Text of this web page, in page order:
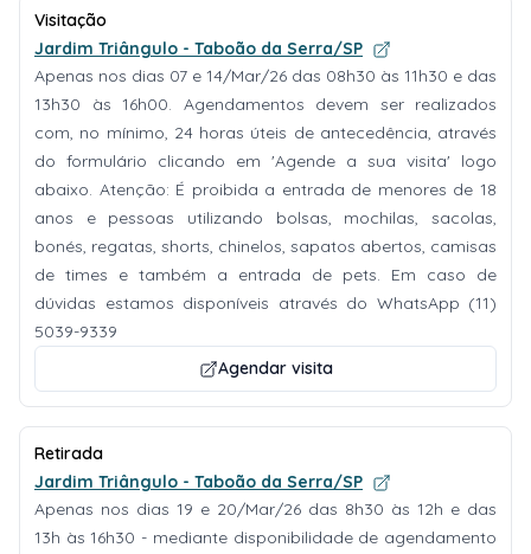
Visitação
Jardim Triângulo - Taboão da Serra/SP
Apenas nos dias 07 e 14/Mar/26 das 08h30 às 11h30 e das
13h30 às 16h00. Agendamentos devem ser realizados
com, no mínimo, 24 horas úteis de antecedência, através
do formulário clicando em 'Agende a sua visita' logo
abaixo. Atenção: É proibida a entrada de menores de 18
anos e pessoas utilizando bolsas, mochilas, sacolas,
bonés, regatas, shorts, chinelos, sapatos abertos, camisas
de times e também a entrada de pets. Em caso de
dúvidas estamos disponíveis através do WhatsApp (11)
5039-9339
Agendar visita
Retirada
Jardim Triângulo - Taboão da Serra/SP
Apenas nos dias 19 e 20/Mar/26 das 8h30 às 12h e das
13h às 16h30 - mediante disponibilidade de agendamento